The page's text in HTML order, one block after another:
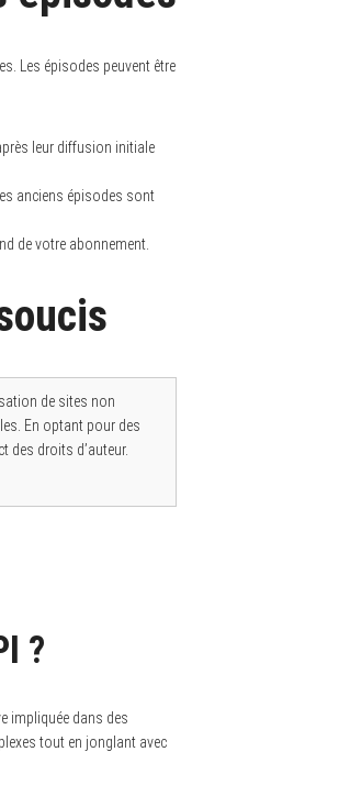
Les épisodes peuvent être
leur diffusion initiale
anciens épisodes sont
de votre abonnement.
de sites non
En optant pour des
des droits d’auteur.
?
impliquée dans des
tout en jonglant avec